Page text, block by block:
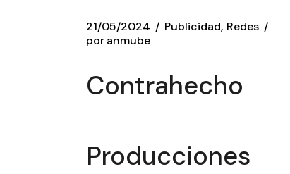
21/05/2024 Publicidad Redes
poranmube
Contrahecho
Producciones